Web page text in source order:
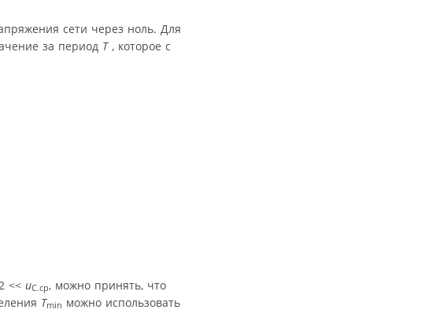
сети через ноль. Для
за период T, которое с
<< uС.ср, можно принять, что
Tmin можно использовать